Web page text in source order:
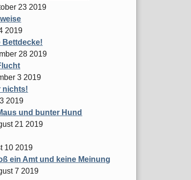
23 2019
2019
Bettdecke!
28 2019
3 2019
nichts!
2019
und bunter Hund
21 2019
10 2019
ein Amt und keine Meinung
7 2019